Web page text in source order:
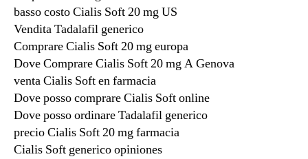
basso costo Cialis Soft 20 mg US
Vendita Tadalafil generico
Comprare Cialis Soft 20 mg europa
Dove Comprare Cialis Soft 20 mg A Genova
venta Cialis Soft en farmacia
Dove posso comprare Cialis Soft online
Dove posso ordinare Tadalafil generico
precio Cialis Soft 20 mg farmacia
Cialis Soft generico opiniones